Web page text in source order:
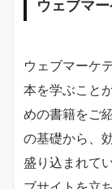
ウェブマ
ウェブマーケ
本を学ぶこと
めの書籍をご
の基礎から、
盛り込まれて